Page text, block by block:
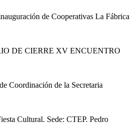
de Cooperativas La Fábrica
DE CIERRE XV ENCUENTRO
Coordinación de la Secretaria
Cultural. Sede: CTEP. Pedro